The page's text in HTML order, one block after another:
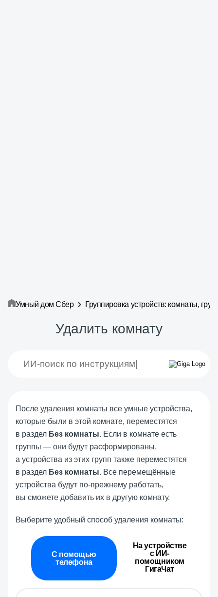
Умный дом Сбер Группировка устройств: комнаты,
Удалить комнату
После удаления комнаты все умные устройства,
которые были в этой комнате, переместятся
в раздел Без комнаты. Если в комнате есть
группы — они будут расформированы,
а устройства из этих групп также переместятся
в раздел Без комнаты. Все перемещённые
устройства будут по-прежнему работать,
вы сможете добавить их в другую комнату.
Выберите удобный способ удаления комнаты:
С помощью
телефона
На устройстве
с ИИ-
помощником
ГигаЧат